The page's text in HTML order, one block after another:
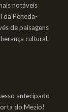
notáveis
da Peneda-
de paisagens
cultural.
antecipado
do Mezio!